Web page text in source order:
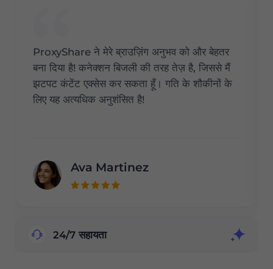
ProxyShare ने मेरे ब्राउज़िंग अनुभव को और बेहतर
बना दिया है! कनेक्शन बिजली की तरह तेज़ है, जिससे मैं
झटपट कंटेंट एक्सेस कर सकता हूँ। गति के शौकीनों के
लिए यह अत्यधिक अनुशंसित है!
Ava Martinez
24/7 सहायता